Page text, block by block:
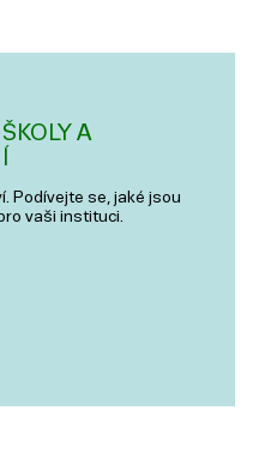
A
Podívejte se, jaké jsou
vaši instituci.